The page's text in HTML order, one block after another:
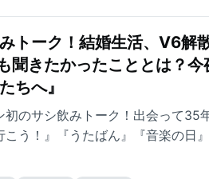
トーク！結婚生活、V6解
聞きたかったこととは？
ちへ』
のサシ飲みトーク！出会って35
う！』『うたばん』『音楽の日